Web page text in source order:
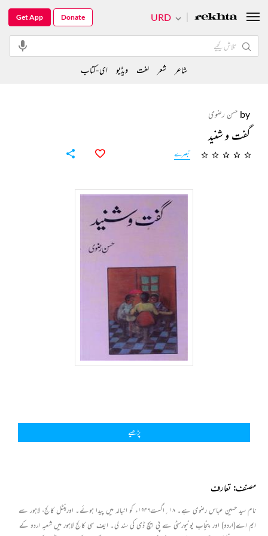
by حسن رضوی
گفت و شنید
تبصرے
پڑھیے
مصنف: تعارف
نام سید حسین عباس رضوی ہے۔ ۱۸؍اگست۱۹۴۶ء کو انبالہ میں پیدا ہوئے۔ اورینٹل کالج، لاہور سے
ایم اے(اردو) اور پنجاب یونیورسٹی سے پی ایچ ڈی کی سند لی۔ ایف سی کالج لاہور میں شعبہ اردو کے
URD
Get App Donate
شاعر شعر لغت ویڈیو ای-کتاب